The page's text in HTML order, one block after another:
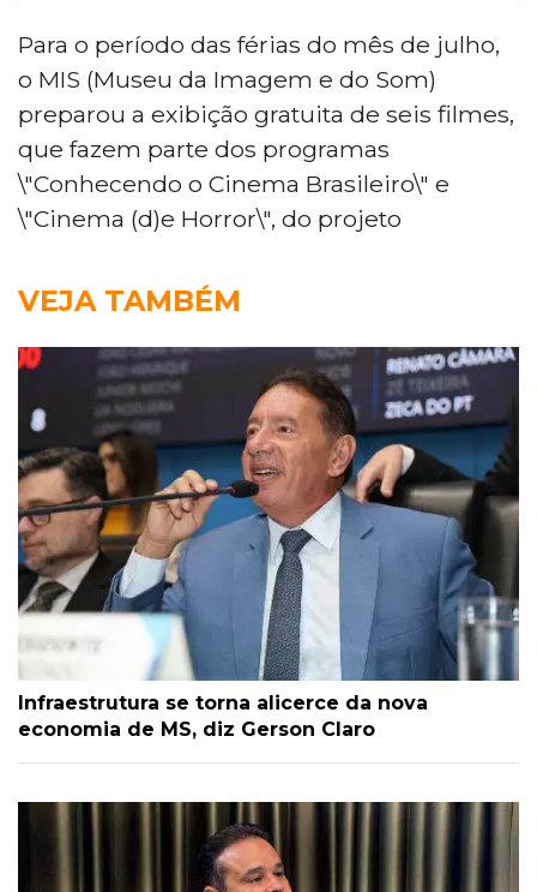
Para o período das férias do mês de julho,
o MIS (Museu da Imagem e do Som)
preparou a exibição gratuita de seis filmes,
que fazem parte dos programas
\"Conhecendo o Cinema Brasileiro\" e
\"Cinema (d)e Horror\", do projeto
VEJA TAMBÉM
Infraestrutura se torna alicerce da nova
economia de MS, diz Gerson Claro